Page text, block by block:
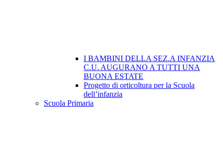
I BAMBINI DELLA SEZ.A INFANZIA
C.U. AUGURANO A TUTTI UNA
BUONA ESTATE
Progetto di orticoltura per la Scuola
dell’infanzia
Scuola Primaria